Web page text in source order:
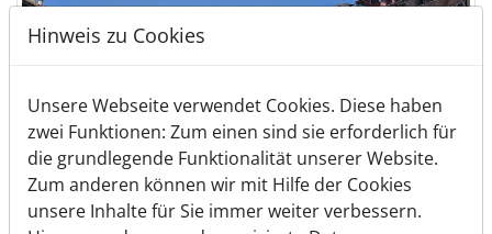
Wo die Fische ins Boot springen: Von
Hinweis zu Cookies
Unsere Webseite verwendet Cookies. Diese haben
zwei Funktionen: Zum einen sind sie erforderlich für
die grundlegende Funktionalität unserer Website.
Zum anderen können wir mit Hilfe der Cookies
unsere Inhalte für Sie immer weiter verbessern.